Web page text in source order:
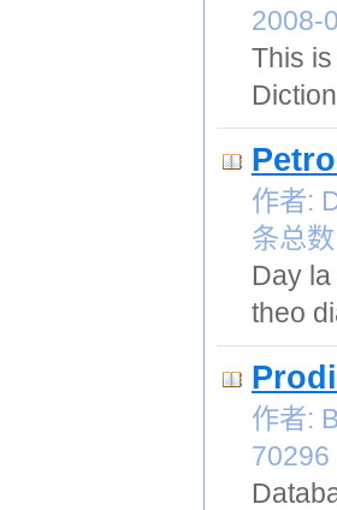
This
作者:
条总
Day
theo
作者: